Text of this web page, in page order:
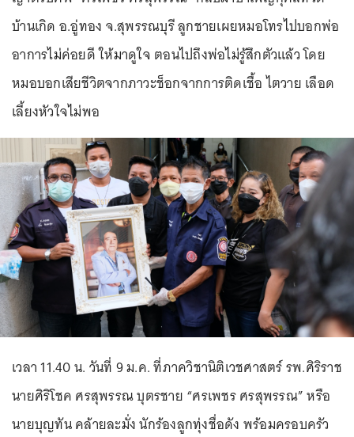
บ้านเกิด อ.อู่ทอง จ.สุพรรณบุรี ลูกชายเผยหมอโทรไปบอกพ่อ
อาการไม่ค่อยดี ให้มาดูใจ ตอนไปถึงพ่อไม่รู้สึกตัวแล้ว โดย
หมอบอกเสียชีวิตจากภาวะช็อกจากการติดเชื้อ ไตวาย เลือด
เลี้ยงหัวใจไม่พอ
เวลา 11.40 น. วันที่ 9 ม.ค. ที่ภาควิชานิติเวชศาสตร์ รพ.ศิริราช
นายศิริโชค ศรสุพรรณ บุตรชาย “ศรเพชร ศรสุพรรณ” หรือ
นายบุญทัน คล้ายละมั่ง นักร้องลูกทุ่งชื่อดัง พร้อมครอบครัว